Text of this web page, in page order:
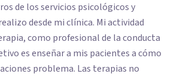
de los servicios psicológicos y
desde mi clínica. Mi actividad
como profesional de la conducta
es enseñar a mis pacientes a cómo
problema. Las terapias no